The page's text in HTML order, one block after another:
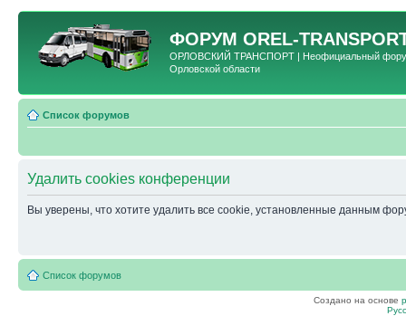
ФОРУМ OREL-
ОРЛОВСКИЙ ТРАНСПОРТ | Неофициальный форум
Орловской области
Список форумов
Удалить cookies конференции
Вы уверены, что хотите удалить все cookie, установленные данным
Список форумов
Создано на основе